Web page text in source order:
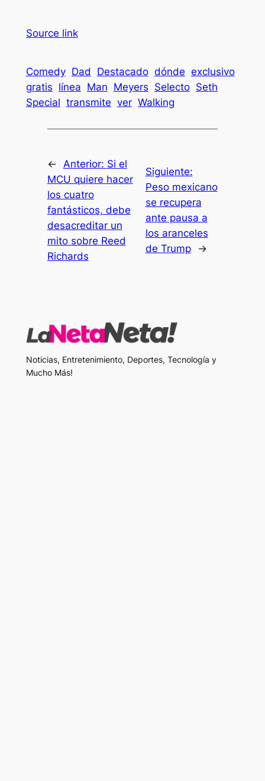
Source link
Comedy Dad Destacado dónde exclusivo
gratis línea Man Meyers Selecto Seth
Special transmite ver Walking
← Anterior: Si el
MCU quiere hacer
los cuatro
fantásticos, debe
desacreditar un
mito sobre Reed
Richards
Siguiente:
Peso mexicano
se recupera
ante pausa a
los aranceles
de Trump
→
Noticias, Entretenimiento, Deportes, Tecnología y
Mucho Más!